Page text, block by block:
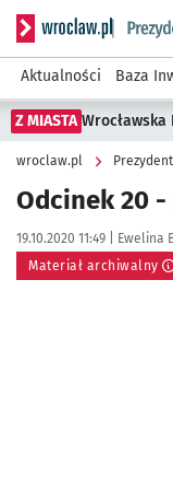
Serwis
Aktualności Baza
Z MIASTA
wroclaw.pl
Odcinek 20
Data publikacji:
19.10.2020 11:49 | Autor:
Ewelina
Materiał archiwalny